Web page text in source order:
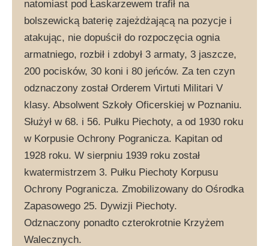
natomiast pod Łaskarzewem trafił na
bolszewicką baterię zajeżdżającą na pozycje i
atakując, nie dopuścił do rozpoczęcia ognia
armatniego, rozbił i zdobył 3 armaty, 3 jaszcze,
200 pocisków, 30 koni i 80 jeńców. Za ten czyn
odznaczony został Orderem Virtuti Militari V
klasy. Absolwent Szkoły Oficerskiej w Poznaniu.
Służył w 68. i 56. Pułku Piechoty, a od 1930 roku
w Korpusie Ochrony Pogranicza. Kapitan od
1928 roku. W sierpniu 1939 roku został
kwatermistrzem 3. Pułku Piechoty Korpusu
Ochrony Pogranicza. Zmobilizowany do Ośrodka
Zapasowego 25. Dywizji Piechoty.
Odznaczony ponadto czterokrotnie Krzyżem
Walecznych.